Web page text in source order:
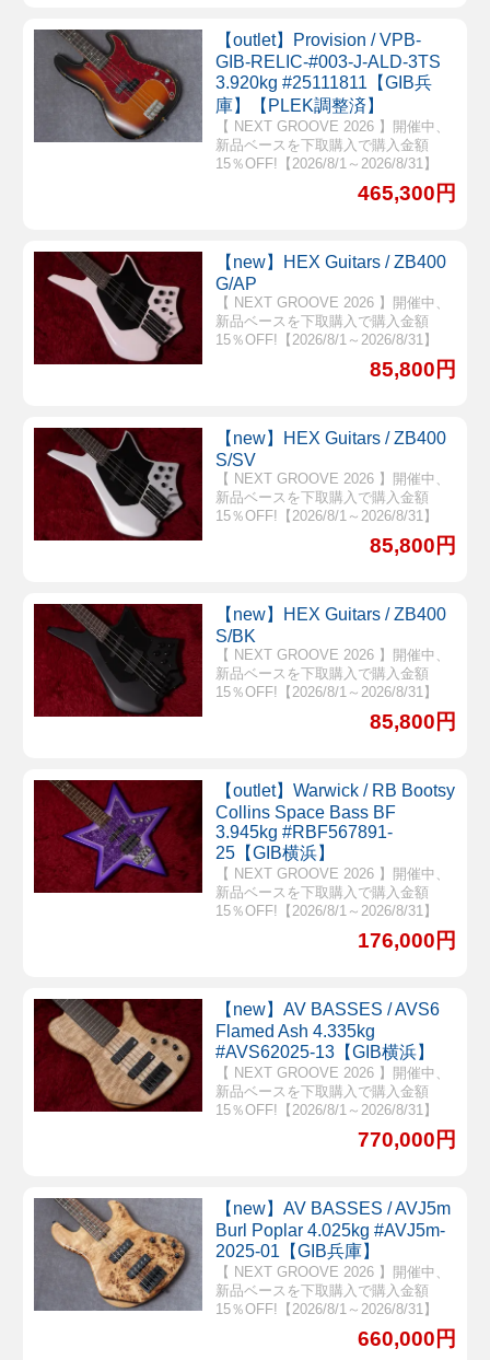
【outlet】Provision / VPB-
GIB-RELIC-#003-J-ALD-3TS
3.920kg #25111811【GIB兵
庫】【PLEK調整済】
【 NEXT GROOVE 2026 】開催中、
新品ベースを下取購入で購入金額
15％OFF!【2026/8/1～2026/8/31】
465,300円
【new】HEX Guitars / ZB400
G/AP
【 NEXT GROOVE 2026 】開催中、
新品ベースを下取購入で購入金額
15％OFF!【2026/8/1～2026/8/31】
85,800円
【new】HEX Guitars / ZB400
S/SV
【 NEXT GROOVE 2026 】開催中、
新品ベースを下取購入で購入金額
15％OFF!【2026/8/1～2026/8/31】
85,800円
【new】HEX Guitars / ZB400
S/BK
【 NEXT GROOVE 2026 】開催中、
新品ベースを下取購入で購入金額
15％OFF!【2026/8/1～2026/8/31】
85,800円
【outlet】Warwick / RB Bootsy
Collins Space Bass BF
3.945kg #RBF567891-
25【GIB横浜】
【 NEXT GROOVE 2026 】開催中、
新品ベースを下取購入で購入金額
15％OFF!【2026/8/1～2026/8/31】
176,000円
【new】AV BASSES / AVS6
Flamed Ash 4.335kg
#AVS62025-13【GIB横浜】
【 NEXT GROOVE 2026 】開催中、
新品ベースを下取購入で購入金額
15％OFF!【2026/8/1～2026/8/31】
770,000円
【new】AV BASSES / AVJ5m
Burl Poplar 4.025kg #AVJ5m-
2025-01【GIB兵庫】
【 NEXT GROOVE 2026 】開催中、
新品ベースを下取購入で購入金額
15％OFF!【2026/8/1～2026/8/31】
660,000円